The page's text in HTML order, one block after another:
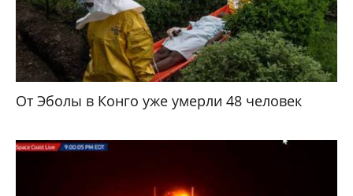
От Эболы в Конго уже умерли 48 человек